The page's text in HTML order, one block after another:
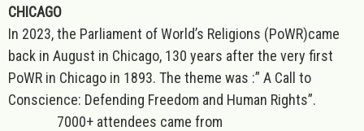
CHICAGO
In 2023, the Parliament of World’s Religions (PoWR)came
back in August in Chicago, 130 years after the very first
PoWR in Chicago in 1893. The theme was :” A Call to
Conscience: Defending Freedom and Human Rights”.
7000+ attendees came from